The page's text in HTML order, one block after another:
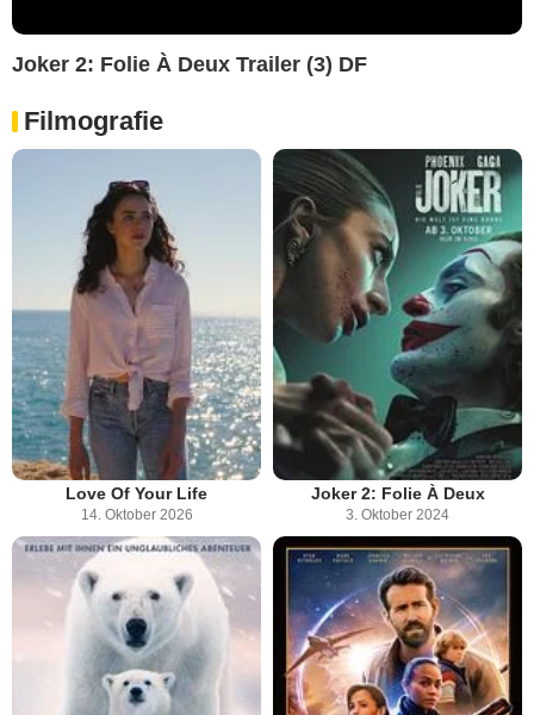
Joker 2: Folie À Deux Trailer (3) DF
Filmografie
Love Of Your Life
14. Oktober 2026
Joker 2: Folie À Deux
3. Oktober 2024